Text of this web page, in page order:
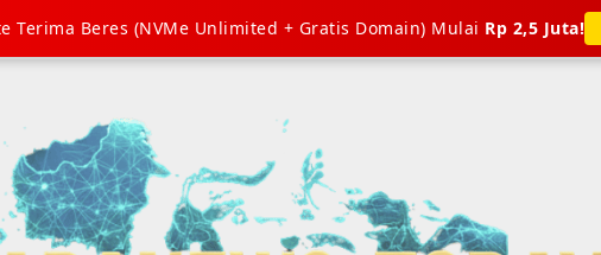
Terima Beres (NVMe Unlimited + Gratis Domain) Mulai Rp 2,5 Juta!